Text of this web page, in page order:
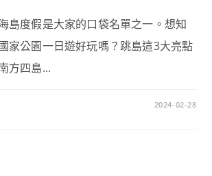
島度假是大家的口袋名單之一。想知
家公園一日遊好玩嗎？跳島這3大亮點
方四島...
2024-02-28